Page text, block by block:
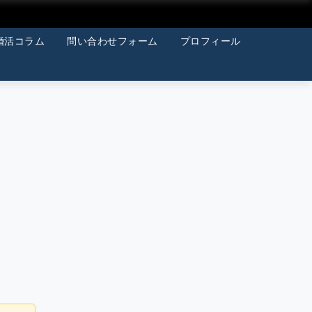
活コラム 問い合わせフォーム プロフィール